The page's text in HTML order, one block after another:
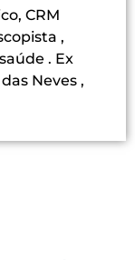
CRM
,
. Ex
Neves ,